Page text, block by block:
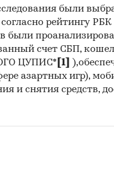
были
рейтингу
были
счет СБП,
ЦУПИС* [1]
азартных игр),
и снятия средств,